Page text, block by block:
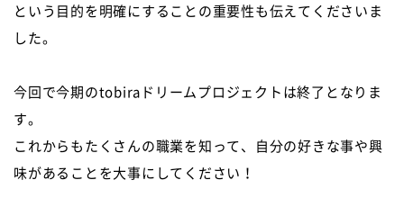
という目的を明確にすることの重要性も伝えてくださいま
した。
今回で今期のtobiraドリームプロジェクトは終了となりま
す。
これからもたくさんの職業を知って、自分の好きな事や興
味があることを大事にしてください！